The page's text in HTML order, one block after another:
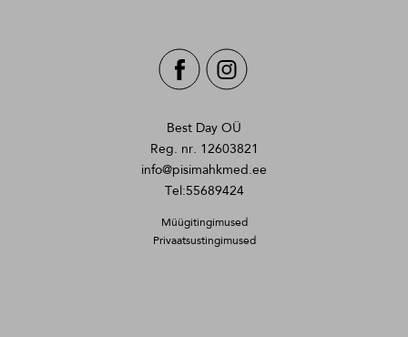
Best Day OÜ
Reg. nr. 12603821
info@pisimahkmed.ee
Tel:55689424
Müügitingimused
Privaatsustingimused